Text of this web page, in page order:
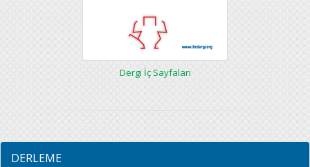
Dergi İç Sayfaları
DERLEME